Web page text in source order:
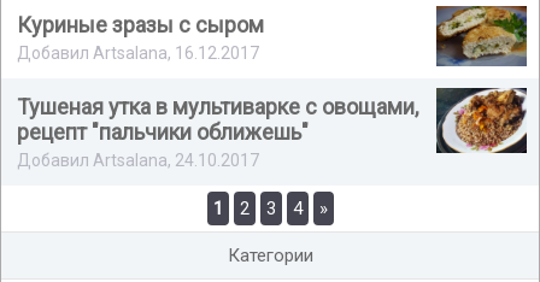
Куриные зразы с сыром
Добавил Artsalana, 16.12.2017
Тушеная утка в мультиварке с овощами,
рецепт "пальчики оближешь"
Добавил Artsalana, 24.10.2017
1 2 3 4 »
Категории